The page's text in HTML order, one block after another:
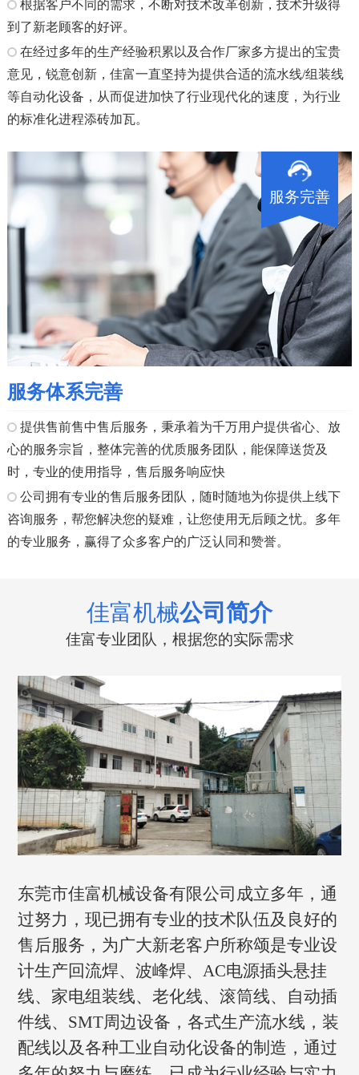
根据客户不同的需求，不断对技术改革创新，技术升级得
到了新老顾客的好评。
在经过多年的生产经验积累以及合作厂家多方提出的宝贵
意见，锐意创新，佳富一直坚持为提供合适的流水线/组装线
等自动化设备，从而促进加快了行业现代化的速度，为行业
的标准化进程添砖加瓦。
服务完善
服务体系完善
提供售前售中售后服务，秉承着为千万用户提供省心、放
心的服务宗旨，整体完善的优质服务团队，能保障送货及
时，专业的使用指导，售后服务响应快
公司拥有专业的售后服务团队，随时随地为你提供上线下
咨询服务，帮您解决您的疑难，让您使用无后顾之忧。多年
的专业服务，赢得了众多客户的广泛认同和赞誉。
佳富机械公司简介
佳富专业团队，根据您的实际需求
东莞市佳富机械设备有限公司成立多年，通
过努力，现已拥有专业的技术队伍及良好的
售后服务，为广大新老客户所称颂是专业设
计生产回流焊、波峰焊、AC电源插头悬挂
线、家电组装线、老化线、滚筒线、自动插
件线、SMT周边设备，各式生产流水线，装
配线以及各种工业自动化设备的制造，通过